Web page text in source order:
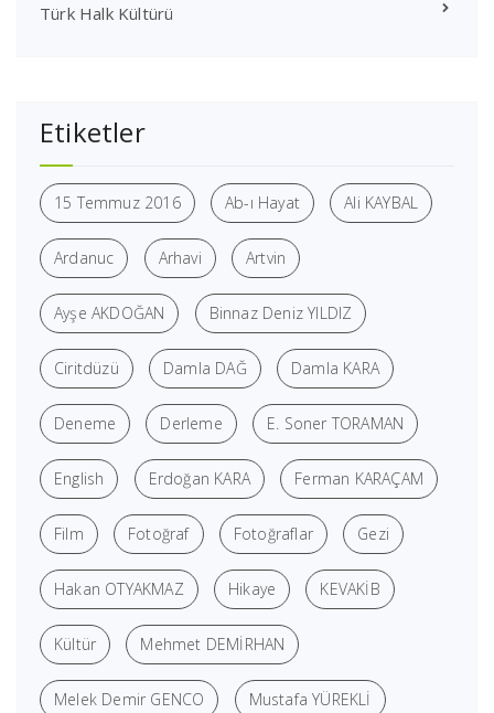
Türk Halk Kültürü
Etiketler
15 Temmuz 2016 Ab-ı Hayat Ali KAYBAL
Ardanuc Arhavi Artvin
Ayşe AKDOĞAN Binnaz Deniz YILDIZ
Ciritdüzü Damla DAĞ Damla KARA
Deneme Derleme E. Soner TORAMAN
English Erdoğan KARA Ferman KARAÇAM
Film Fotoğraf Fotoğraflar Gezi
Hakan OTYAKMAZ Hikaye KEVAKİB
Kültür Mehmet DEMİRHAN
Melek Demir GENCO Mustafa YÜREKLİ